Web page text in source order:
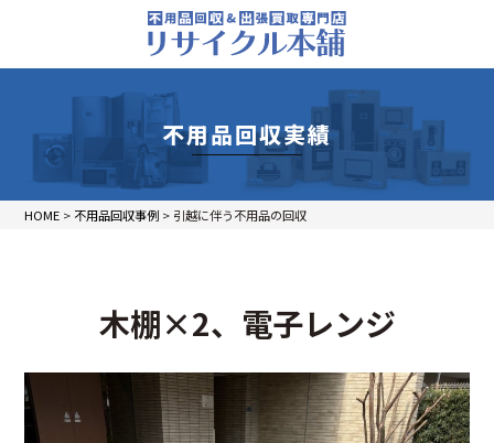
不用品回収実績
HOME > 不用品回収事例 > 引越に伴う不用品の回収
木棚×2、電子レンジ